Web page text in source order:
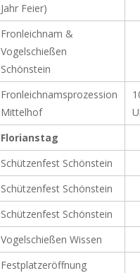
Jahr Feier)
Fronleichnam &
Vogelschießen
Schönstein
Fronleichnamsprozession
Mittelhof
Florianstag
Schützenfest Schönstein
Schützenfest Schönstein
Schützenfest Schönstein
Vogelschießen Wissen
Festplatzeröffnung